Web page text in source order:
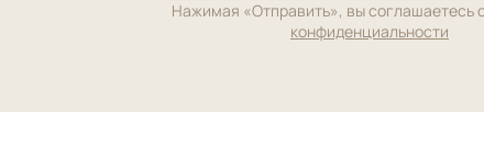
Нажимая «Отправить», вы соглашаетесь с
конфиденциальности